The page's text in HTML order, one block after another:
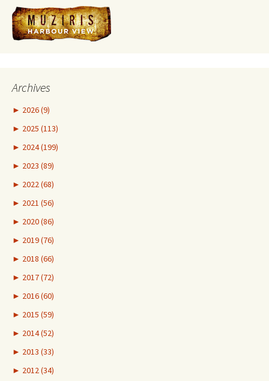
Archives
► 2026 (9)
► 2025 (113)
► 2024 (199)
► 2023 (89)
► 2022 (68)
► 2021 (56)
► 2020 (86)
► 2019 (76)
► 2018 (66)
► 2017 (72)
► 2016 (60)
► 2015 (59)
► 2014 (52)
► 2013 (33)
► 2012 (34)